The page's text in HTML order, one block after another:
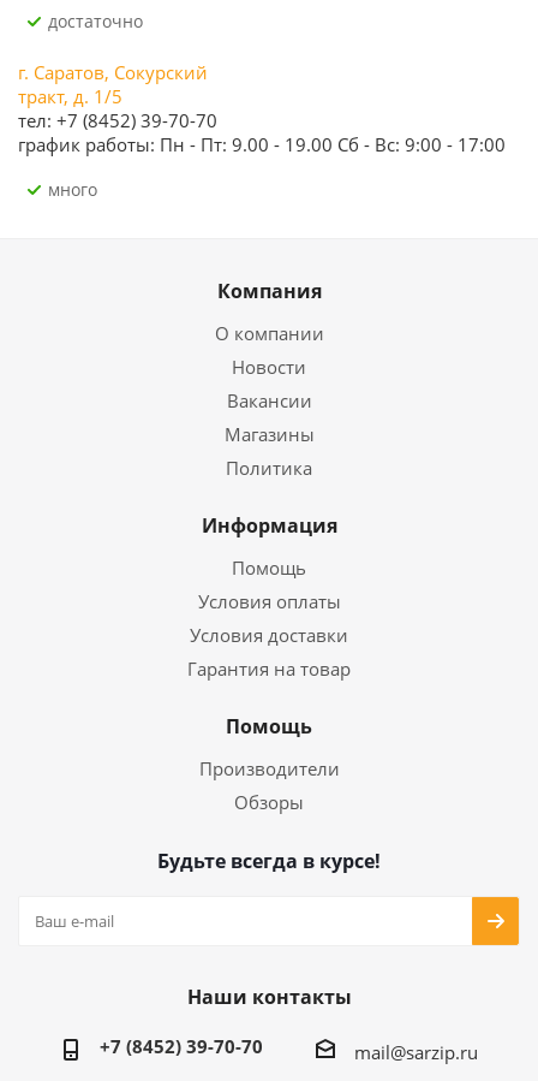
Достаточно
г. Саратов, Сокурский
тракт, д. 1/5
тел: +7 (8452) 39-70-70
график работы: Пн - Пт: 9.00 - 19.00 Сб - Вс: 9:00 - 17:00
Много
Компания
О компании
Новости
Вакансии
Магазины
Политика
Информация
Помощь
Условия оплаты
Условия доставки
Гарантия на товар
Помощь
Производители
Обзоры
Будьте всегда в курсе!
Наши контакты
+7 (8452) 39-70-70 mail@sarzip.ru